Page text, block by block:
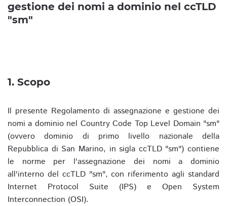
gestione dei nomi a dominio nel ccTLD
"sm"
1. Scopo
Il presente Regolamento di assegnazione e gestione dei
nomi a dominio nel Country Code Top Level Domain "sm"
(ovvero dominio di primo livello nazionale della
Repubblica di San Marino, in sigla ccTLD "sm") contiene
le norme per l'assegnazione dei nomi a dominio
all'interno del ccTLD "sm", con riferimento agli standard
Internet Protocol Suite (IPS) e Open System
Interconnection (OSI).